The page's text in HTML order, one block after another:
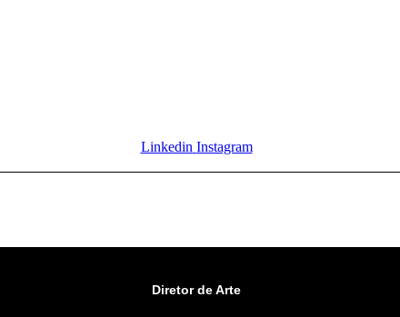
Linkedin Instagram
Diretor de Arte